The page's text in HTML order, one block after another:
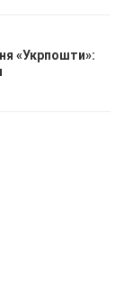
«Укрпошти»: